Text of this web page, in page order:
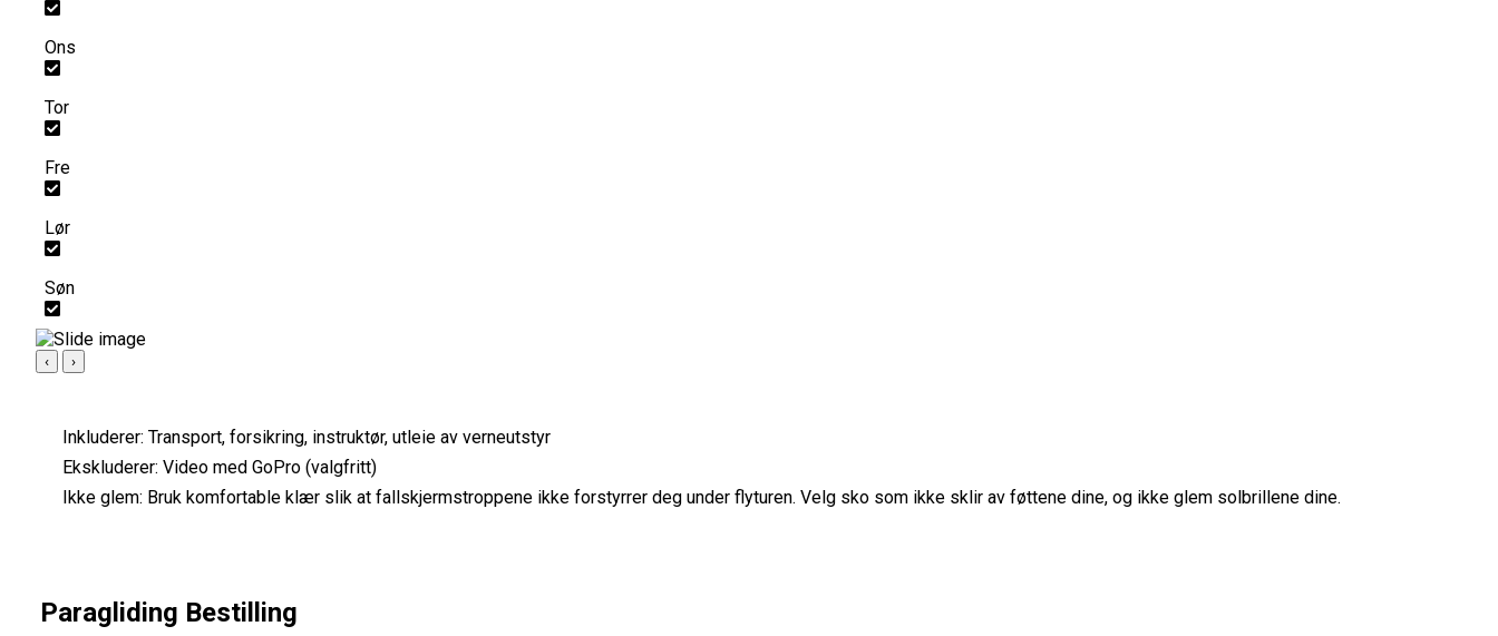
Ons
Tor
Fre
Lør
Søn
‹ ›
Inkluderer: Transport, forsikring, instruktør, utleie av verneutstyr
Ekskluderer: Video med GoPro (valgfritt)
Ikke glem: Bruk komfortable klær slik at fallskjermstroppene ikke forstyrrer deg under flyturen. Velg sko som ikke sklir av føttene dine, og ikke glem solbrillene dine.
Paragliding Bestilling